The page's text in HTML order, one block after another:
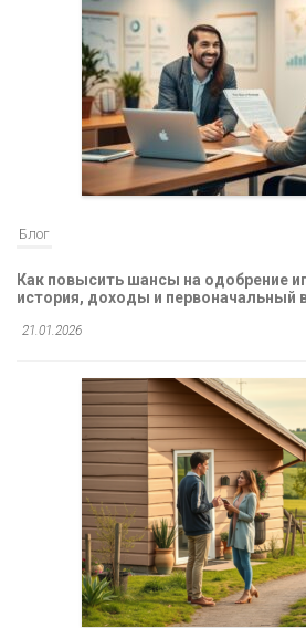
Блог
Как повысить шансы на одобрение
история, доходы и первоначальный
21.01.2026